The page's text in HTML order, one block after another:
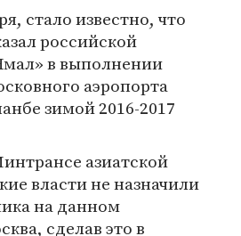
стало известно, что
российской
в выполнении
аэропорта
зимой 2016-2017
азиатской
власти не назначили
на данном
сделав это в